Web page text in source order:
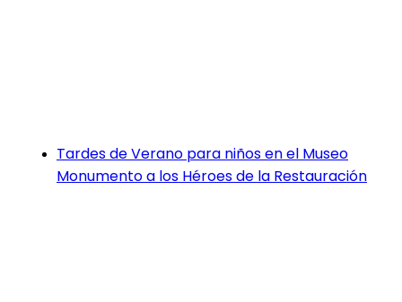
Tardes de Verano para niños en el Museo
Monumento a los Héroes de la Restauración